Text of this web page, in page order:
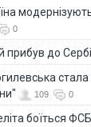
0
прибув до
109 0
боїться